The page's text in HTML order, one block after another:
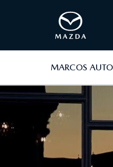
MARCOS